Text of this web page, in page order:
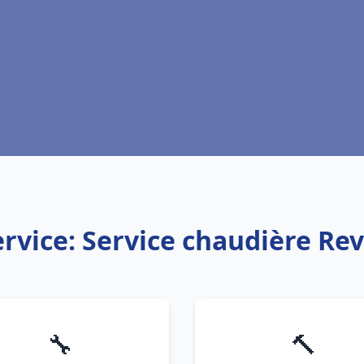
Service chaudière
🔧 🔨